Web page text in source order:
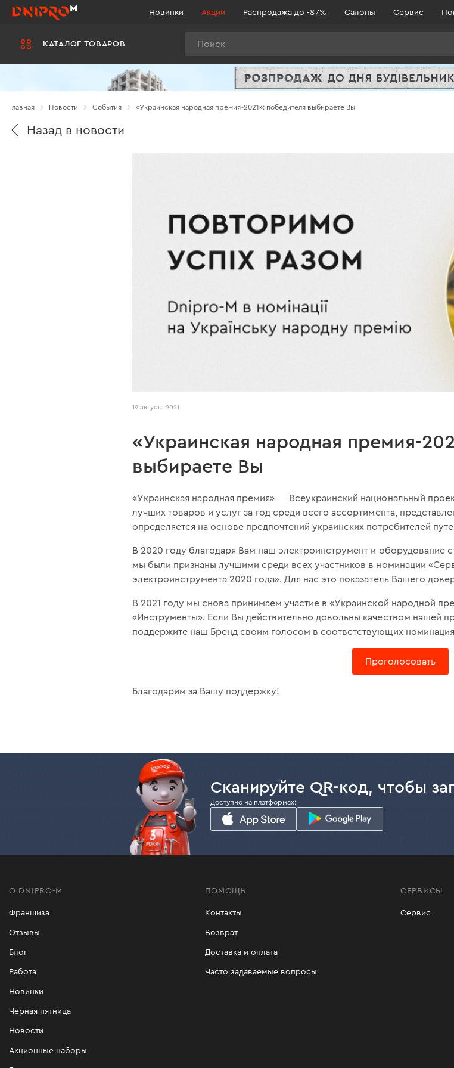
КАТАЛОГ ТОВАРОВ
Новинки Акции Распродажа до -87% Салоны Сервис
Главная Новости Cобытия «Украинская народная премия-2021»: победителя выбираете Вы
Назад в новости
19 августа 2021
«Украинская народная премия-
выбираете Вы
«Украинская народная премия» — Всеукраинский национальный
лучших товаров и услуг за год среди всего ассортимента,
определяется на основе предпочтений украинских потребителей
В 2020 году благодаря Вам наш электроинструмент и оборудование
мы были признаны лучшими среди всех участников в номинации
электроинструмента 2020 года». Для нас это показатель Вашего
В 2021 году мы снова принимаем участие в «Украинской народной
«Инструменты». Если Вы действительно довольны качеством нашей
поддержите наш Бренд своим голосом в соответствующих
Проголосовать
Благодарим за Вашу поддержку!
Сканируйте QR-код, чтобы
Доступно на платформах:
О DNIPRO-M
Франшиза
Отзывы
Блог
Работа
Новинки
Черная пятница
Новости
Акционные наборы
ПОМОЩЬ
Контакты
Возврат
Доставка и оплата
Часто задаваемые вопросы
СЕРВИСЫ
Сервис